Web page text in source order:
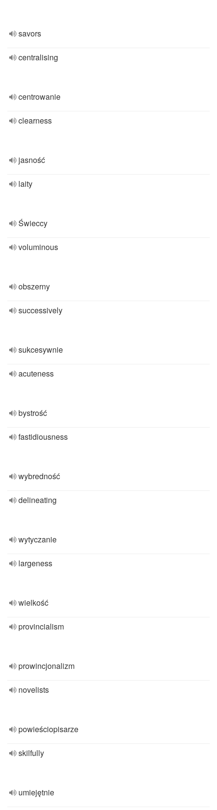
savors
centralising
centrowanie
clearness
jasność
laity
Świeccy
voluminous
obszerny
successively
sukcesywnie
acuteness
bystrość
fastidiousness
wybredność
delineating
wytyczanie
largeness
wielkość
provincialism
prowincjonalizm
novelists
powieściopisarze
skilfully
umiejętnie